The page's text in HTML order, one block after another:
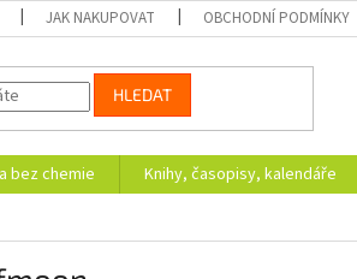
JAK NAKUPOVAT OBCHODNÍ PODMÍNKY
HLEDAT
bez chemie Knihy, časopisy, kalendáře